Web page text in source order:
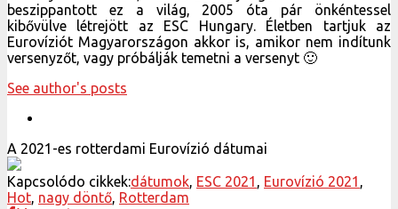
beszippantott ez a világ, 2005 óta pár önkéntessel
kibővülve létrejött az ESC Hungary. Életben tartjuk az
Eurovíziót Magyarországon akkor is, amikor nem indítunk
versenyzőt, vagy próbálják temetni a versenyt 🙂
See author's posts
A 2021-es rotterdami Eurovízió dátumai
Kapcsolódo cikkek:dátumok, ESC 2021 , Eurovízió 2021 ,
Hot, nagy döntő, Rotterdam